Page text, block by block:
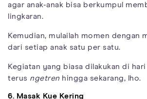
agar anak-anak bisa berkumpul
lingkaran.
Kemudian, mulailah momen dengan
dari setiap anak satu per satu.
Kegiatan yang biasa dilakukan di
terus ngetren hingga sekarang, lho.
6. Masak Kue Kering